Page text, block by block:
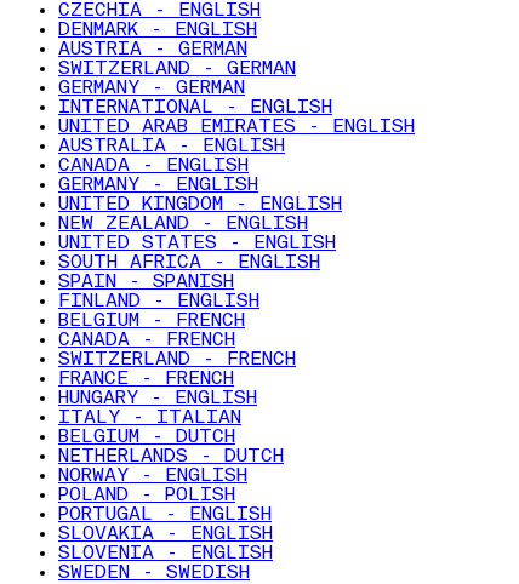
CZECHIA - ENGLISH
DENMARK - ENGLISH
AUSTRIA - GERMAN
SWITZERLAND - GERMAN
GERMANY - GERMAN
INTERNATIONAL - ENGLISH
UNITED ARAB EMIRATES - ENGLISH
AUSTRALIA - ENGLISH
CANADA - ENGLISH
GERMANY - ENGLISH
UNITED KINGDOM - ENGLISH
NEW ZEALAND - ENGLISH
UNITED STATES - ENGLISH
SOUTH AFRICA - ENGLISH
SPAIN - SPANISH
FINLAND - ENGLISH
BELGIUM - FRENCH
CANADA - FRENCH
SWITZERLAND - FRENCH
FRANCE - FRENCH
HUNGARY - ENGLISH
ITALY - ITALIAN
BELGIUM - DUTCH
NETHERLANDS - DUTCH
NORWAY - ENGLISH
POLAND - POLISH
PORTUGAL - ENGLISH
SLOVAKIA - ENGLISH
SLOVENIA - ENGLISH
SWEDEN - SWEDISH